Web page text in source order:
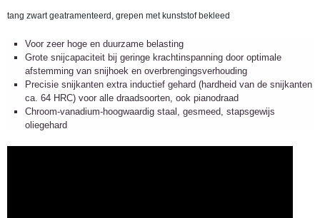
tang zwart geatramenteerd, grepen met kunststof bekleed
Voor zeer hoge en duurzame belasting
Grote snijcapaciteit bij geringe krachtinspanning door optimale
afstemming van snijhoek en overbrengingsverhouding
Precisie snijkanten extra inductief gehard (hardheid van de snijkanten
ca. 64 HRC) voor alle draadsoorten, ook pianodraad
Chroom-vanadium-hoogwaardig staal, gesmeed, stapsgewijs
oliegehard